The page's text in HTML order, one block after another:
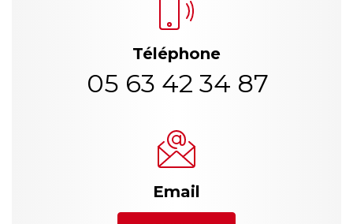
Téléphone
05 63 42 34 87
Email